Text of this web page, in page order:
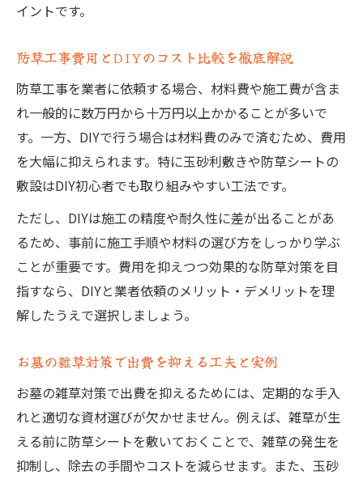
イントです。
防草工事費用とDIYのコスト比較を徹底解説
防草工事を業者に依頼する場合、材料費や施工費が含ま
れ一般的に数万円から十万円以上かかることが多いで
す。一方、DIYで行う場合は材料費のみで済むため、費用
を大幅に抑えられます。特に玉砂利敷きや防草シートの
敷設はDIY初心者でも取り組みやすい工法です。
ただし、DIYは施工の精度や耐久性に差が出ることがあ
るため、事前に施工手順や材料の選び方をしっかり学ぶ
ことが重要です。費用を抑えつつ効果的な防草対策を目
指すなら、DIYと業者依頼のメリット・デメリットを理
解したうえで選択しましょう。
お墓の雑草対策で出費を抑える工夫と実例
お墓の雑草対策で出費を抑えるためには、定期的な手入
れと適切な資材選びが欠かせません。例えば、雑草が生
える前に防草シートを敷いておくことで、雑草の発生を
抑制し、除去の手間やコストを減らせます。また、玉砂